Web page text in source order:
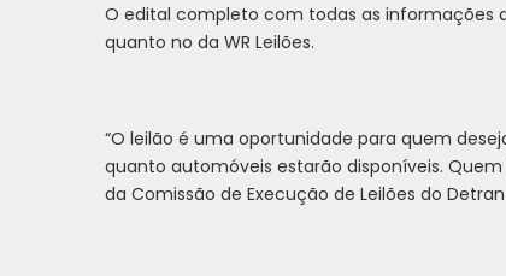
O edital completo com todas as informações
quanto no da WR Leilões.
“O leilão é uma oportunidade para quem
quanto automóveis estarão disponíveis.
da Comissão de Execução de Leilões do